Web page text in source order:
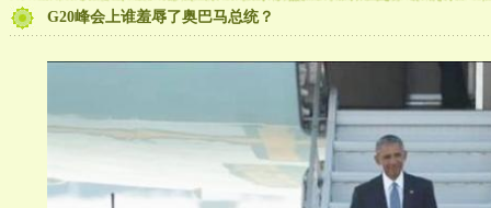
G20峰会上谁羞辱了奥巴马总统？